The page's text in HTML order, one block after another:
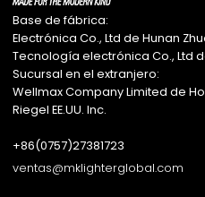
Base de fábrica:
Electrónica Co., Ltd de Hunan
Tecnología electrónica Co., Ltd
Sucursal en el extranjero:
Wellmax Company Limited de
Riegel EE.UU. Inc.
+86(0757)27381723
ventas@mklighterglobal.com